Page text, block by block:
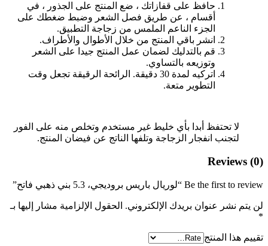
حافظ على قفازاتك ، ضع المنتج على الجذور ، في
أقسام ، عن طريق فصل الشعر وضبط ضغطك على
الجزء الناعم الملمس من زجاجة التطبيق.
انشر باقي المنتج من خلال الأطوال والأطراف.
قم بالتدليك لضمان عمل المنتج جيدا على الشعر
وتوزيعه بالتساوي.
اتركيه لمدة 30 دقيقة. الرائحة الرقيقة تجعل وقت
التطوير متعة.
لا تحتفظ أبدا بأي خليط غير مستخدم وتخلص منه على الفور
لتجنب انفجار الزجاجة وتلفها الناتج عن فيضان المنتج.
Reviews (0)
Be the first to review “لوريال باريس بروديجي، 5.3 بني ذهبي فاتح”
لن يتم نشر عنوان بريدك الإلكتروني. الحقول الإلزامية مشار إليها بـ
*
تقييم هذا المنتج